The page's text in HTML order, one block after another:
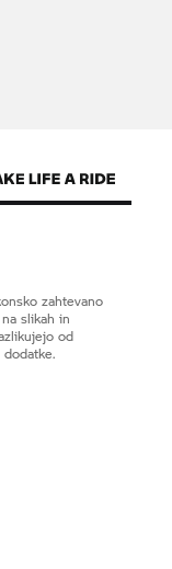
zahtevano
slikah in
od